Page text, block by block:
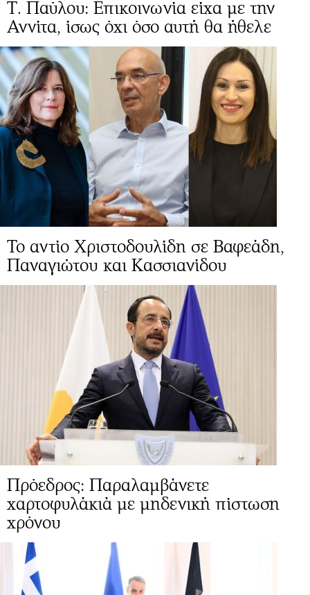
Τ. Παύλου: Επικοινωνία είχα με την
Αννίτα, ίσως όχι όσο αυτή θα ήθελε
Το αντίο Χριστοδουλίδη σε Βαφεάδη,
Παναγιώτου και Κασσιανίδου
Πρόεδρος: Παραλαμβάνετε
χαρτοφυλάκιά με μηδενική πίστωση
χρόνου